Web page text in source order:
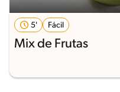
5' Fácil
Mix de Frutas